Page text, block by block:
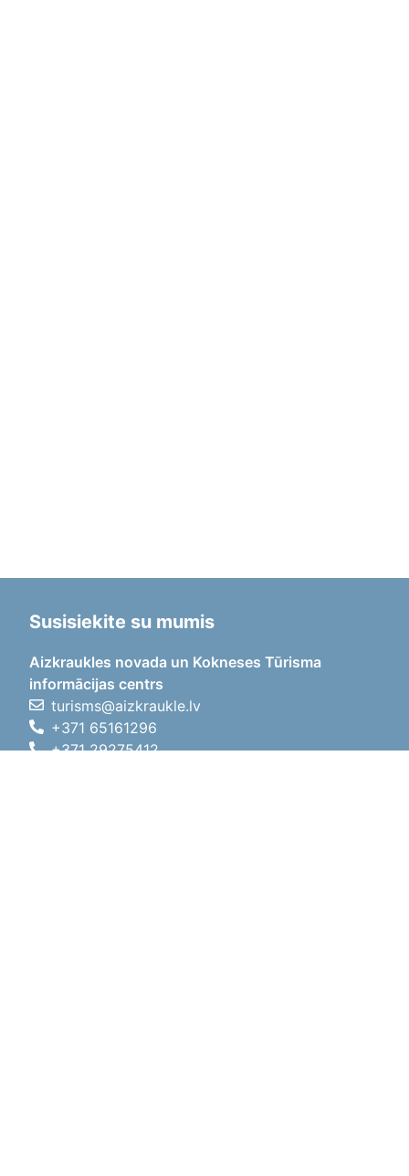
Susisiekite su mumis
Aizkraukles novada un Kokneses Tūrisma
informācijas centrs
turisms@aizkraukle.lv
+371 65161296
+371 29275412